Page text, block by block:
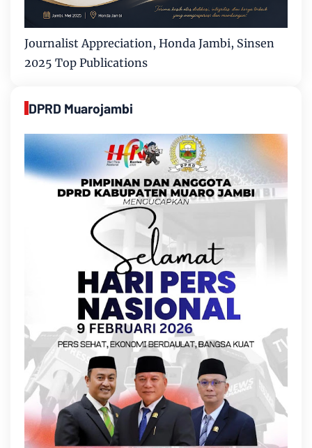
Journalist Appreciation, Honda Jambi, Sinsen
2025 Top Publications
DPRD Muarojambi